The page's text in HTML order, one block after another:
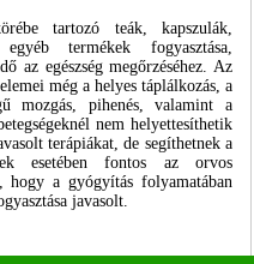
tartozó teák, kapszulák,
termékek fogyasztása,
az egészség megőrzéséhez. Az
még a helyes táplálkozás, a
mozgás, pihenés, valamint a
nem helyettesíthetik
terápiákat, de segíthetnek a
esetében fontos az orvos
hogy a gyógyítás folyamatában
javasolt.